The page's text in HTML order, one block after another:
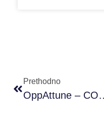
Prethodno
OppAttune – COUNTERING